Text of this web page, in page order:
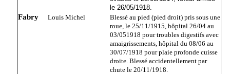
le 26/05/1918.
Fabry Louis Michel
Blessé au pied (pied droit) pris sous une
roue, le 25/11/1915, hôpital 26/04 au
03/051918 pour troubles digestifs avec
amaigrissements, hôpital du 08/06 au
30/07/1918 pour plaie profonde cuisse
droite. Blessé accidentellement par
chute le 20/11/1918.